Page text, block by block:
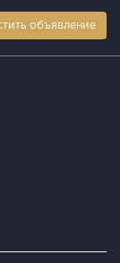
объявление